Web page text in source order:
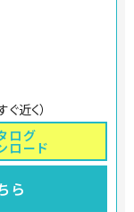
近く）
ログ
ロード
ら